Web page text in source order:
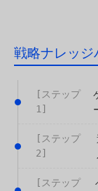
戦略ナレッジ
[ステップ
1]
[ステップ
2]
[ステップ